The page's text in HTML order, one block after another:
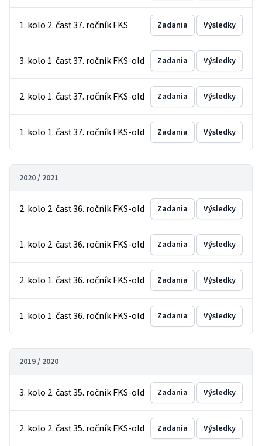
1. kolo 2. časť 37. ročník FKS Zadania Výsledky
3. kolo 1. časť 37. ročník FKS-old Zadania Výsledky
2. kolo 1. časť 37. ročník FKS-old Zadania Výsledky
1. kolo 1. časť 37. ročník FKS-old Zadania Výsledky
2020 / 2021
2. kolo 2. časť 36. ročník FKS-old Zadania Výsledky
1. kolo 2. časť 36. ročník FKS-old Zadania Výsledky
2. kolo 1. časť 36. ročník FKS-old Zadania Výsledky
1. kolo 1. časť 36. ročník FKS-old Zadania Výsledky
2019 / 2020
3. kolo 2. časť 35. ročník FKS-old Zadania Výsledky
2. kolo 2. časť 35. ročník FKS-old Zadania Výsledky